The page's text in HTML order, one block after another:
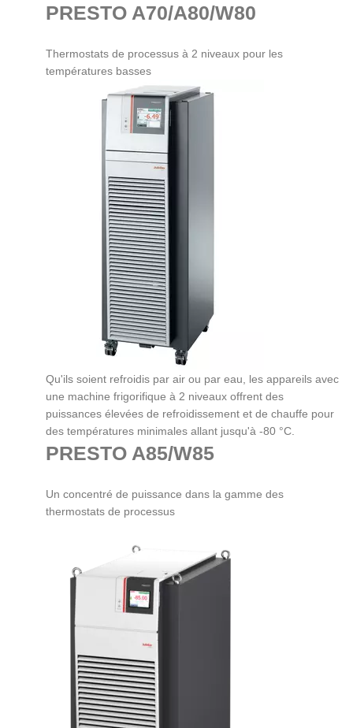
PRESTO A70/A80/W80
Thermostats de processus à 2 niveaux pour les
températures basses
Qu'ils soient refroidis par air ou par eau, les appareils avec
une machine frigorifique à 2 niveaux offrent des
puissances élevées de refroidissement et de chauffe pour
des températures minimales allant jusqu'à -80 °C.
PRESTO A85/W85
Un concentré de puissance dans la gamme des
thermostats de processus